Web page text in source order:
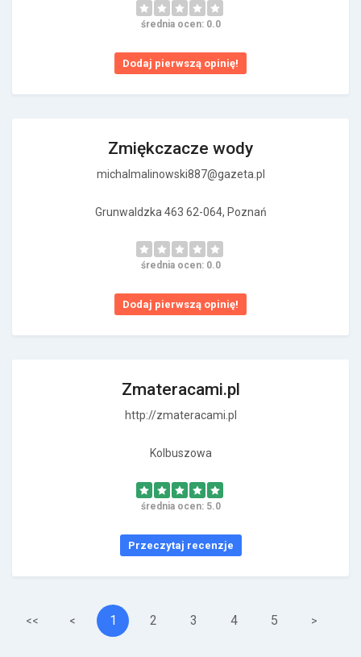
średnia ocen: 0.0
Dodaj pierwszą opinię!
Zmiękczacze wody
michalmalinowski887@gazeta.pl
Grunwaldzka 463 62-064, Poznań
średnia ocen: 0.0
Dodaj pierwszą opinię!
Zmateracami.pl
http://zmateracami.pl
Kolbuszowa
średnia ocen: 5.0
Przeczytaj recenzje
<< < 1 2 3 4 5 >